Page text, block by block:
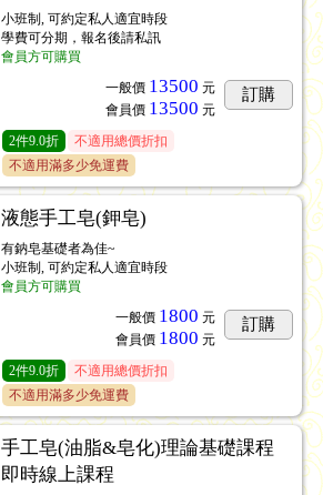
小班制, 可約定私人適宜時段
學費可分期，報名後請私訊
會員方可購買
一般價 13500 元
會員價 13500 元
訂購
2件9.0折
不適用總價折扣
不適用滿多少免運費
液態手工皂(鉀皂)
有鈉皂基礎者為佳~
小班制, 可約定私人適宜時段
會員方可購買
一般價 1800 元
會員價 1800 元
訂購
2件9.0折
不適用總價折扣
不適用滿多少免運費
手工皂(油脂&皂化)理論基礎課程
即時線上課程